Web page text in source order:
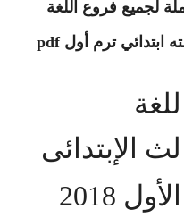
لجميع فروع اللغة
ابتدائي ترم أولpdf
الإبتدائى
2018